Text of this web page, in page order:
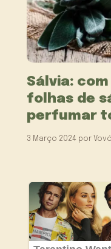
Sálvia:
folhas de
perfumar
3 Março 2024 por